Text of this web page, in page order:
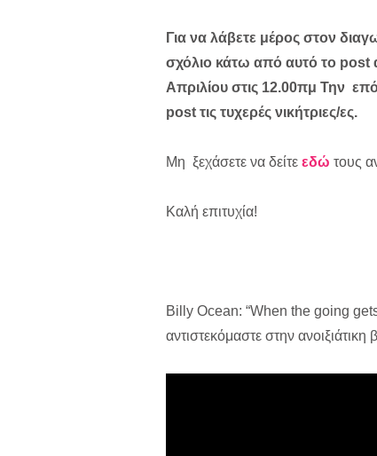
Για να λάβετε μέρος στον
σχόλιο κάτω από αυτό το
Απριλίου στις 12.00πμ Την
post τις τυχερές νικήτριες/ες.
Mη ξεχάσετε να δείτε εδώ τους
Καλή επιτυχία!
Billy Ocean: “When the going
αντιστεκόμαστε στην ανοιξιάτικη